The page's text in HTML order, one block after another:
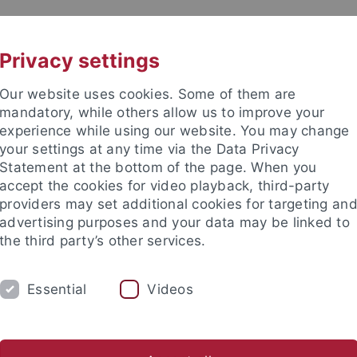
Institut
SAMMLUNGEN
Privacy settings
Our website uses cookies. Some of them are
mandatory, while others allow us to improve your
experience while using our website. You may change
your settings at any time via the Data Privacy
Statement at the bottom of the page. When you
accept the cookies for video playback, third-party
providers may set additional cookies for targeting and
advertising purposes and your data may be linked to
the third party’s other services.
Essential Videos